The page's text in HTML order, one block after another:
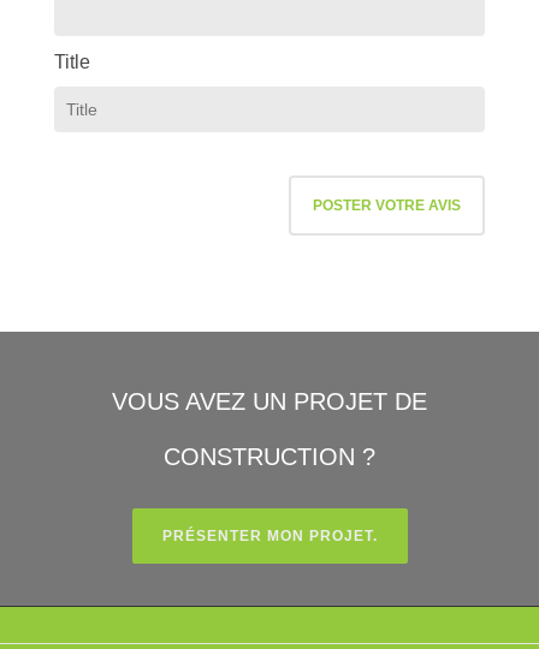
Title
VOUS AVEZ UN PROJET DE
CONSTRUCTION ?
PRÉSENTER MON PROJET.